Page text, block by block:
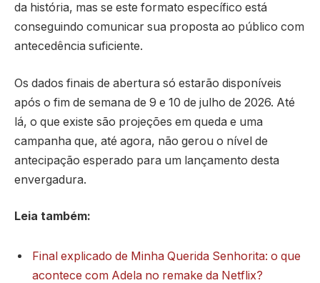
da história, mas se este formato específico está
conseguindo comunicar sua proposta ao público com
antecedência suficiente.
Os dados finais de abertura só estarão disponíveis
após o fim de semana de 9 e 10 de julho de 2026. Até
lá, o que existe são projeções em queda e uma
campanha que, até agora, não gerou o nível de
antecipação esperado para um lançamento desta
envergadura.
Leia também:
Final explicado de Minha Querida Senhorita: o que
acontece com Adela no remake da Netflix?